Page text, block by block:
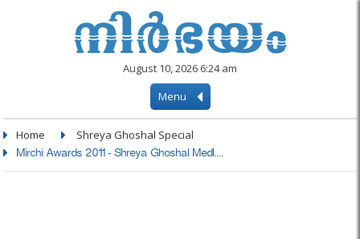
August 10, 2026 6:24 am
Menu
Home Shreya Ghoshal Special
Mirchi Awards 2011 - Shreya Ghoshal Medl....